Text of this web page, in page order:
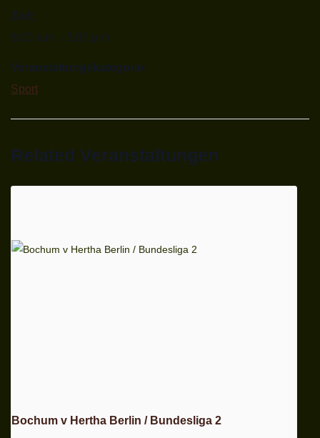
Zeit:
8:00 a.m. - 5:00 p.m.
Veranstaltungskategorie:
Sport
Related Veranstaltungen
Bochum v Hertha Berlin / Bundesliga 2